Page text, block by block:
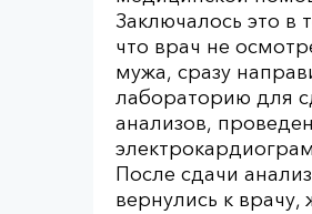
Заключалось это в
что врач не
мужа, сразу
лабораторию для
анализов,
После сдачи
вернулись к врачу,